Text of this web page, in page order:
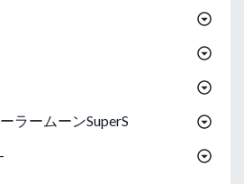
ラームーンSuperS